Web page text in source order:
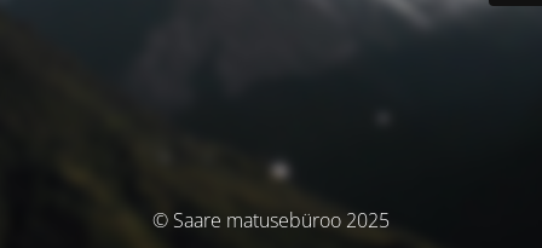
© Saare matusebüroo 2025